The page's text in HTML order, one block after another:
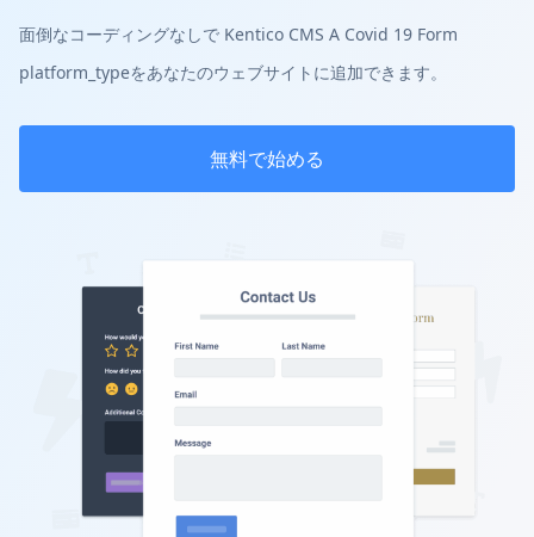
面倒なコーディングなしで Kentico CMS A Covid 19 Form
platform_typeをあなたのウェブサイトに追加できます。
無料で始める